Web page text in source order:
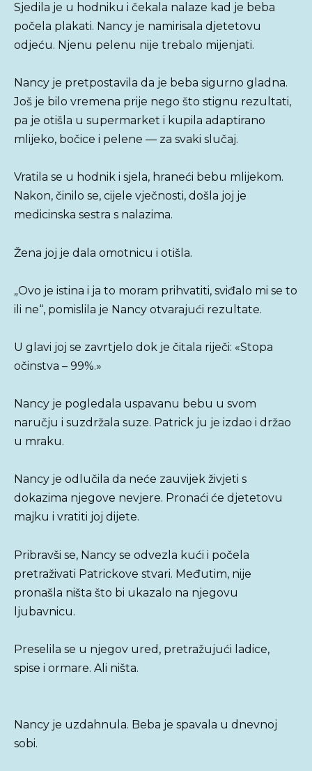
Sjedila je u hodniku i čekala nalaze kad je beba
počela plakati. Nancy je namirisala djetetovu
odjeću. Njenu pelenu nije trebalo mijenjati.
Nancy je pretpostavila da je beba sigurno gladna.
Još je bilo vremena prije nego što stignu rezultati,
pa je otišla u supermarket i kupila adaptirano
mlijeko, bočice i pelene — za svaki slučaj.
Vratila se u hodnik i sjela, hraneći bebu mlijekom.
Nakon, činilo se, cijele vječnosti, došla joj je
medicinska sestra s nalazima.
Žena joj je dala omotnicu i otišla.
„Ovo je istina i ja to moram prihvatiti, sviđalo mi se to
ili ne“, pomislila je Nancy otvarajući rezultate.
U glavi joj se zavrtjelo dok je čitala riječi: «Stopa
očinstva – 99%.»
Nancy je pogledala uspavanu bebu u svom
naručju i suzdržala suze. Patrick ju je izdao i držao
u mraku.
Nancy je odlučila da neće zauvijek živjeti s
dokazima njegove nevjere. Pronaći će djetetovu
majku i vratiti joj dijete.
Pribravši se, Nancy se odvezla kući i počela
pretraživati ​​Patrickove stvari. Međutim, nije
pronašla ništa što bi ukazalo na njegovu
ljubavnicu.
Preselila se u njegov ured, pretražujući ladice,
spise i ormare. Ali ništa.
Nancy je uzdahnula. Beba je spavala u dnevnoj
sobi.